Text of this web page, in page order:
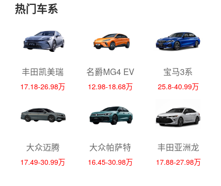
热门车系
丰田凯美瑞
17.18-26.98万
名爵MG4 EV
12.98-18.68万
宝马3系
25.8-40.99万
大众迈腾
17.49-30.99万
大众帕萨特
16.45-30.98万
丰田亚洲龙
17.88-27.98万